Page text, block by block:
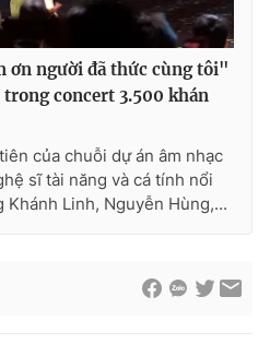
ơn người đã thức cùng tôi"
concert 3.500 khán
của chuỗi dự án âm nhạc
sĩ tài năng và cá tính nổi
Khánh Linh, Nguyễn Hùng,...